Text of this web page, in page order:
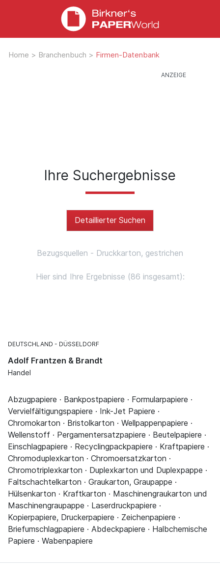
Home > Branchenbuch > Firmen-Datenbank
Ihre Suchergebnisse
Detaillierter Suchen
Bezugsquellen - Druckkarton, gestrichen
Hier sind Ihre Ergebnisse (86 insgesamt):
DEUTSCHLAND DÜSSELDORF
Adolf Frantzen & Brandt
Handel
Abzugpapiere · Bankpostpapiere · Formularpapiere ·
Vervielfältigungspapiere · Ink-Jet Papiere ·
Chromokarton · Bristolkarton · Wellpappenpapiere ·
Wellenstoff · Pergamentersatzpapiere · Beutelpapiere ·
Einschlagpapiere · Recyclingpackpapiere · Kraftpapiere ·
Chromoduplexkarton · Chromoersatzkarton ·
Chromotriplexkarton · Duplexkarton und Duplexpappe ·
Faltschachtelkarton · Graukarton, Graupappe ·
Hülsenkarton · Kraftkarton · Maschinengraukarton und
Maschinengraupappe · Laserdruckpapiere ·
Kopierpapiere, Druckerpapiere · Zeichenpapiere ·
Briefumschlagpapiere · Abdeckpapiere · Halbchemische
Papiere · Wabenpapiere